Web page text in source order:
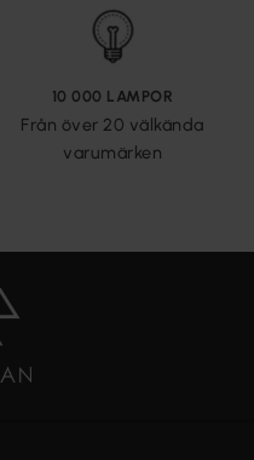
10 000 LAMPOR
Från över 20 välkända
varumärken